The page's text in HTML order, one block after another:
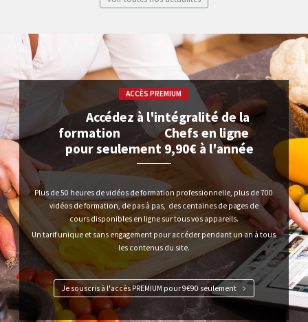
ACCÈS PREMIUM
Accédez à l'intégralité de la
formation Chefs en ligne
pour seulement 9,90€ à l'année
Plus de 50 heures de vidéos de formation professionnelle, plus de 700
vidéos de formation, de pas à pas, des centaines de pages de
cours disponibles en ligne sur tous vos appareils.
Un tarif unique et sans engagement pour accéder pendant un an à tous
les contenus du site.
Je souscris à l'accès PREMIUM pour 9€90 seulement